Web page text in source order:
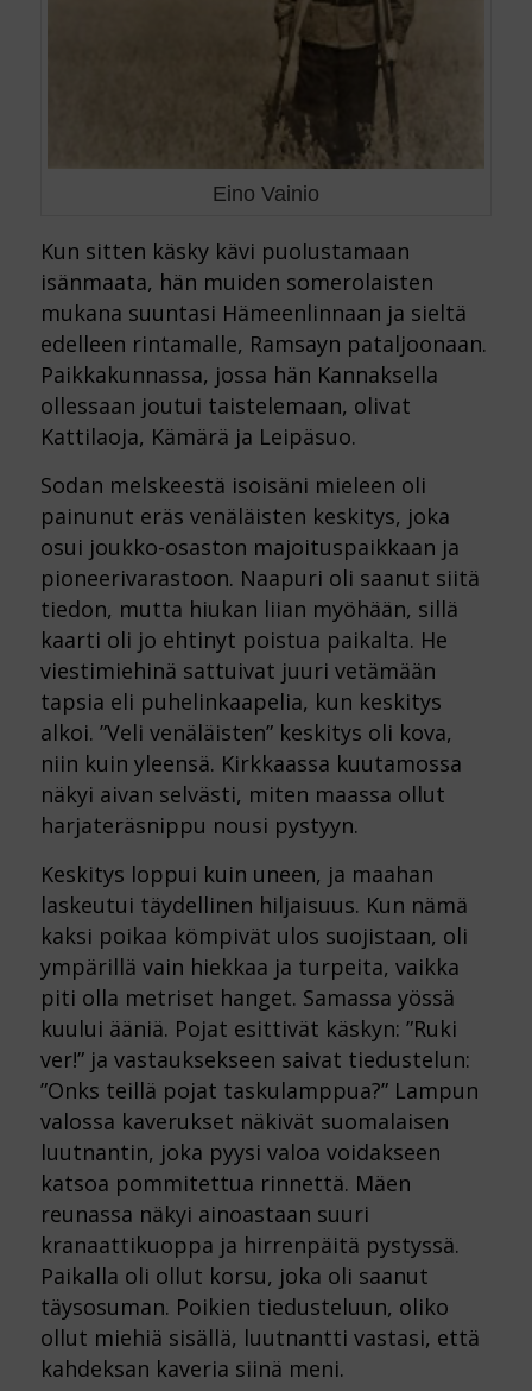
Eino Vainio
Kun sitten käsky kävi puolustamaan
isänmaata, hän muiden somerolaisten
mukana suuntasi Hämeenlinnaan ja sieltä
edelleen rintamalle, Ramsayn pataljoonaan.
Paikkakunnassa, jossa hän Kannaksella
ollessaan joutui taistelemaan, olivat
Kattilaoja, Kämärä ja Leipäsuo.
Sodan melskeestä isoisäni mieleen oli
painunut eräs venäläisten keskitys, joka
osui joukko-osaston majoituspaikkaan ja
pioneerivarastoon. Naapuri oli saanut siitä
tiedon, mutta hiukan liian myöhään, sillä
kaarti oli jo ehtinyt poistua paikalta. He
viestimiehinä sattuivat juuri vetämään
tapsia eli puhelinkaapelia, kun keskitys
alkoi. ”Veli venäläisten” keskitys oli kova,
niin kuin yleensä. Kirkkaassa kuutamossa
näkyi aivan selvästi, miten maassa ollut
harjateräsnippu nousi pystyyn.
Keskitys loppui kuin uneen, ja maahan
laskeutui täydellinen hiljaisuus. Kun nämä
kaksi poikaa kömpivät ulos suojistaan, oli
ympärillä vain hiekkaa ja turpeita, vaikka
piti olla metriset hanget. Samassa yössä
kuului ääniä. Pojat esittivät käskyn: ”Ruki
ver!” ja vastauksekseen saivat tiedustelun:
”Onks teillä pojat taskulamppua?” Lampun
valossa kaverukset näkivät suomalaisen
luutnantin, joka pyysi valoa voidakseen
katsoa pommitettua rinnettä. Mäen
reunassa näkyi ainoastaan suuri
kranaattikuoppa ja hirrenpäitä pystyssä.
Paikalla oli ollut korsu, joka oli saanut
täysosuman. Poikien tiedusteluun, oliko
ollut miehiä sisällä, luutnantti vastasi, että
kahdeksan kaveria siinä meni.